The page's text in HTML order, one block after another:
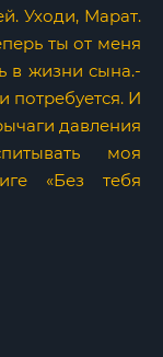
Уходи, Марат.
ты от меня
в жизни сына.-
потребуется. И
давления
моя
«Без тебя